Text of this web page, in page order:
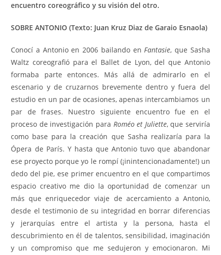
encuentro coreográfico y su visión del otro.
SOBRE ANTONIO (Texto: Juan Kruz Diaz de Garaio Esnaola)
Conocí a Antonio en 2006 bailando enFantasie, que Sasha
Waltz coreografió para el Ballet de Lyon, del que Antonio
formaba parte entonces. Más allá de admirarlo en el
escenario y de cruzarnos brevemente dentro y fuera del
estudio en un par de ocasiones, apenas intercambiamos un
par de frases. Nuestro siguiente encuentro fue en el
proceso de investigación para Roméo et Juliette, que serviría
como base para la creación que Sasha realizaría para la
Ópera de París. Y hasta que Antonio tuvo que abandonar
ese proyecto porque yo le rompí (¡inintencionadamente!) un
dedo del pie, ese primer encuentro en el que compartimos
espacio creativo me dio la oportunidad de comenzar un
más que enriquecedor viaje de acercamiento a Antonio,
desde el testimonio de su integridad en borrar diferencias
y jerarquías entre el artista y la persona, hasta el
descubrimiento en él de talentos, sensibilidad, imaginación
y un compromiso que me sedujeron y emocionaron. Mi